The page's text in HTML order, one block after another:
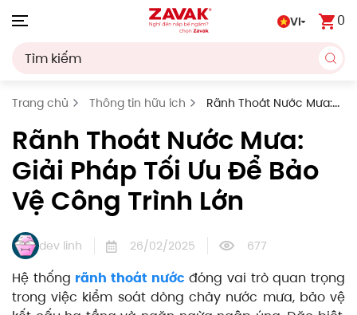
VI 0
Trang chủ Thông tin hữu ích
Rãnh Thoát Nước Mưa:
Rãnh Thoát Nước Mưa:
Giải Pháp Tối Ưu Để Bảo
Vệ Công Trình Lớn
dev linh 26/02/2025 677
Hệ thống rãnh thoát nước đóng vai trò quan trọng
trong việc kiểm soát dòng chảy nước mưa, bảo vệ